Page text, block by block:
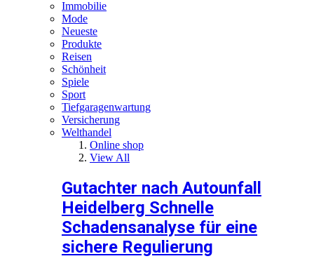
Immobilie
Mode
Neueste
Produkte
Reisen
Schönheit
Spiele
Sport
Tiefgaragenwartung
Versicherung
Welthandel
Online shop
View All
Gutachter nach Autounfall
Heidelberg Schnelle
Schadensanalyse für eine
sichere Regulierung